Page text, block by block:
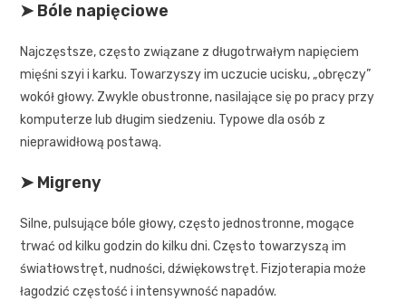
➤ Bóle napięciowe
Najczęstsze, często związane z długotrwałym napięciem
mięśni szyi i karku. Towarzyszy im uczucie ucisku, „obręczy”
wokół głowy. Zwykle obustronne, nasilające się po pracy przy
komputerze lub długim siedzeniu. Typowe dla osób z
nieprawidłową postawą.
➤ Migreny
Silne, pulsujące bóle głowy, często jednostronne, mogące
trwać od kilku godzin do kilku dni. Często towarzyszą im
światłowstręt, nudności, dźwiękowstręt. Fizjoterapia może
łagodzić częstość i intensywność napadów.